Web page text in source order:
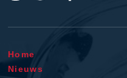
Home
Nieuws